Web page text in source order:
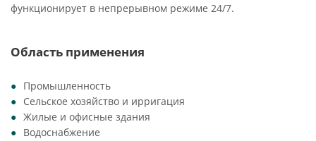
функционирует в непрерывном режиме 24/7.
Область применения
Промышленность
Сельское хозяйство и ирригация
Жилые и офисные здания
Водоснабжение